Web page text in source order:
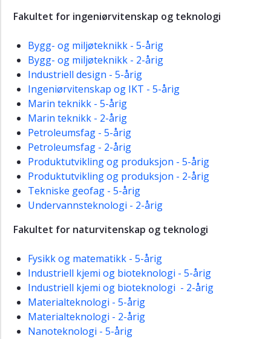
Fakultet for ingeniørvitenskap og teknologi
Bygg- og miljøteknikk - 5-årig
Bygg- og miljøteknikk - 2-årig
Industriell design - 5-årig
Ingeniørvitenskap og IKT - 5-årig
Marin teknikk - 5-årig
Marin teknikk - 2-årig
Petroleumsfag - 5-årig
Petroleumsfag - 2-årig
Produktutvikling og produksjon - 5-årig
Produktutvikling og produksjon - 2-årig
Tekniske geofag - 5-årig
Undervannsteknologi - 2-årig
Fakultet for naturvitenskap og teknologi
Fysikk og matematikk - 5-årig
Industriell kjemi og bioteknologi - 5-årig
Industriell kjemi og bioteknologi - 2-årig
Materialteknologi - 5-årig
Materialteknologi - 2-årig
Nanoteknologi - 5-årig